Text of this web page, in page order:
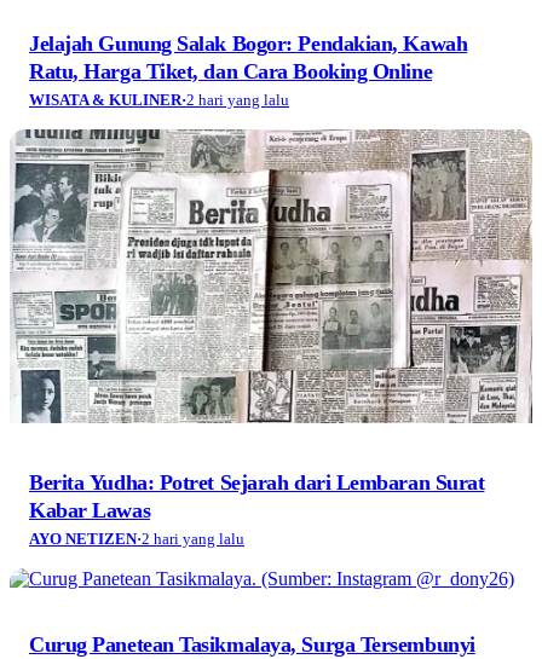
Jelajah Gunung Salak Bogor: Pendakian, Kawah
Ratu, Harga Tiket, dan Cara Booking Online
WISATA & KULINER·2 hari yang lalu
Berita Yudha: Potret Sejarah dari Lembaran Surat
Kabar Lawas
AYO NETIZEN·2 hari yang lalu
Curug Panetean Tasikmalaya, Surga Tersembunyi